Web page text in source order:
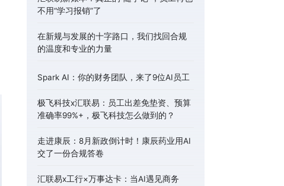
不用“学习报销”了
在新规与发展的十字路口，我们找回合规
的温度和专业的力量
Spark AI：你的财务团队，来了9位AI员工
极飞科技x汇联易：员工出差免垫资、预算
准确率99%+，极飞科技怎么做到的？
走进康辰：8月新政倒计时！康辰药业用AI
交了一份合规答卷
汇联易x工行×万事达卡：当AI遇见商务